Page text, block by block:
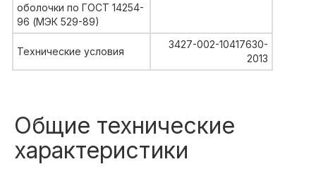
оболочки по ГОСТ 14254-
96 (МЭК 529-89)
Технические условия
3427-002-10417630-
2013
Общие технические
характеристики